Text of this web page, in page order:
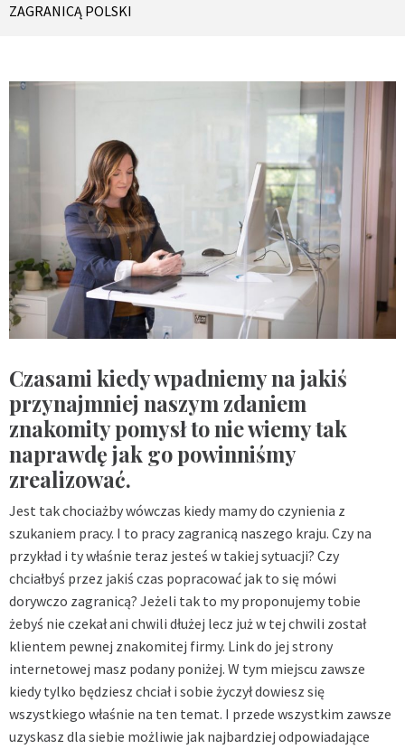
ZAGRANICĄ POLSKI
Czasami kiedy wpadniemy na jakiś
przynajmniej naszym zdaniem
znakomity pomysł to nie wiemy tak
naprawdę jak go powinniśmy
zrealizować.
Jest tak chociażby wówczas kiedy mamy do czynienia z
szukaniem pracy. I to pracy zagranicą naszego kraju. Czy na
przykład i ty właśnie teraz jesteś w takiej sytuacji? Czy
chciałbyś przez jakiś czas popracować jak to się mówi
dorywczo zagranicą? Jeżeli tak to my proponujemy tobie
żebyś nie czekał ani chwili dłużej lecz już w tej chwili został
klientem pewnej znakomitej firmy. Link do jej strony
internetowej masz podany poniżej. W tym miejscu zawsze
kiedy tylko będziesz chciał i sobie życzył dowiesz się
wszystkiego właśnie na ten temat. I przede wszystkim zawsze
uzyskasz dla siebie możliwie jak najbardziej odpowiadające